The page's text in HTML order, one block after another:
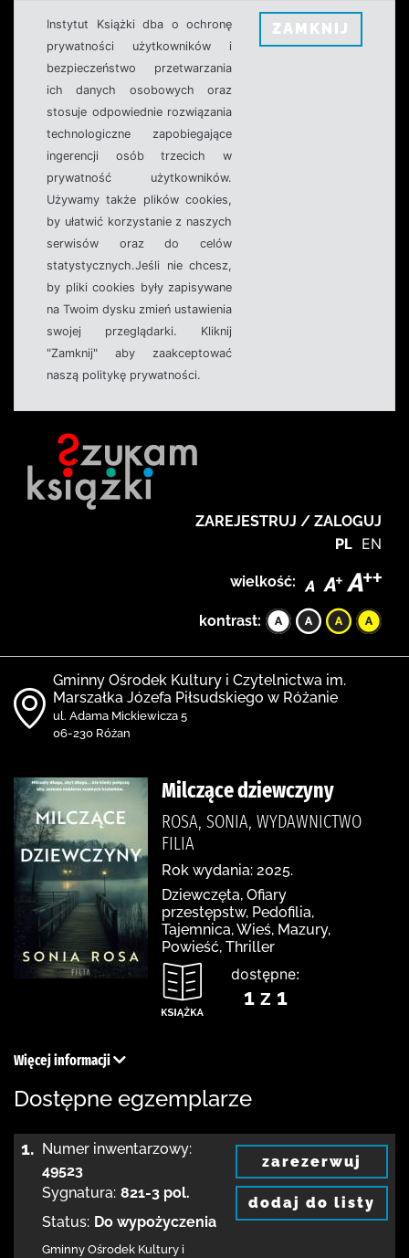
Instytut Książki dba o ochronę
prywatności użytkowników i
bezpieczeństwo przetwarzania
ich danych osobowych oraz
stosuje odpowiednie rozwiązania
technologiczne zapobiegające
ingerencji osób trzecich w
prywatność użytkowników.
Używamy także plików cookies,
by ułatwić korzystanie z naszych
serwisów oraz do celów
statystycznych.Jeśli nie chcesz,
by pliki cookies były zapisywane
na Twoim dysku zmień ustawienia
swojej przeglądarki. Kliknij
"Zamknij" aby zaakceptować
naszą politykę prywatności.
ZAMKNIJ
ZAREJESTRUJ / ZALOGUJ
PL EN
wielkość:
kontrast:
Gminny Ośrodek Kultury i Czytelnictwa im.
Marszałka Józefa Piłsudskiego w Różanie
ul. Adama Mickiewicza 5
06-230 Różan
Milczące dziewczyny
ROSA, SONIA, WYDAWNICTWO
FILIA
Rok wydania: 2025.
Dziewczęta, Ofiary
przestępstw, Pedofilia,
Tajemnica, Wieś, Mazury,
Powieść, Thriller
dostępne:
1 z 1
Więcej informacji
Dostępne egzemplarze
1. Numer inwentarzowy:
49523
Sygnatura: 821-3 pol.
Status: Do wypożyczenia
Gminny Ośrodek Kultury i
zarezerwuj
dodaj do listy